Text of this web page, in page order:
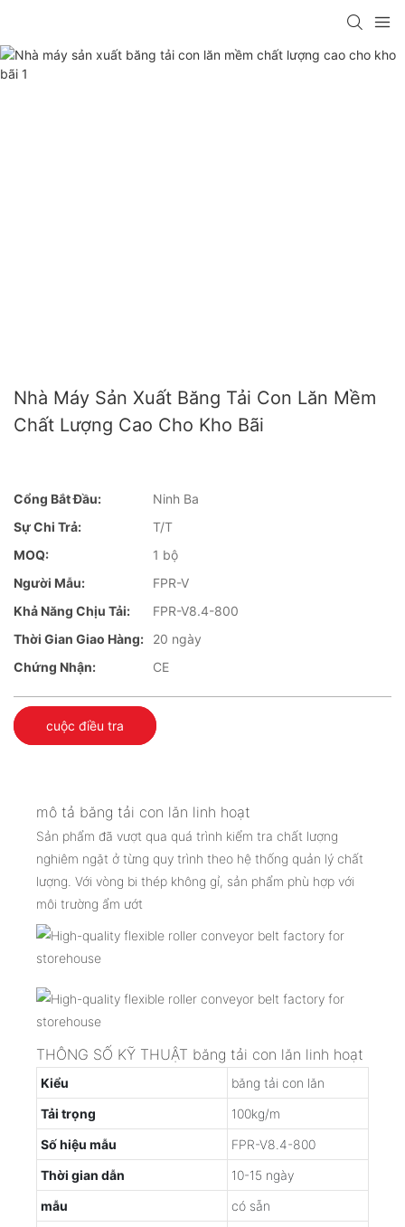
Nhà Máy Sản Xuất Băng Tải Con Lăn Mềm
Chất Lượng Cao Cho Kho Bãi
Cổng Bắt Đầu:
Ninh Ba
Sự Chi Trả:
T/T
MOQ:
1 bộ
Người Mẫu:
FPR-V
Khả Năng Chịu Tải:
FPR-V8.4-800
Thời Gian Giao Hàng:
20 ngày
Chứng Nhận:
CE
cuộc điều tra
mô tả băng tải con lăn linh hoạt
Sản phẩm đã vượt qua quá trình kiểm tra chất lượng
nghiêm ngặt ở từng quy trình theo hệ thống quản lý chất
lượng. Với vòng bi thép không gỉ, sản phẩm phù hợp với
môi trường ẩm ướt
THÔNG SỐ KỸ THUẬT băng tải con lăn linh hoạt
Kiểu
băng tải con lăn
Tải trọng
100kg/m
Số hiệu mẫu
FPR-V8.4-800
Thời gian dẫn
10-15 ngày
mẫu
có sẵn